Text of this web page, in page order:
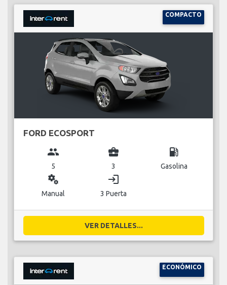
COMPACTO
FORD ECOSPORT
group
5
business_center
3
local_gas_station
Gasolina
miscellaneous_services
Manual
login
3 Puerta
VER DETALLES...
ECONÓMICO